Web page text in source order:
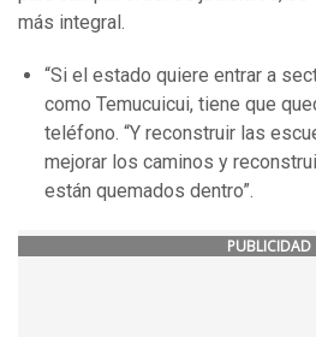
más integral.
“Si el estado quiere entrar a
como Temucuicui, tiene que
teléfono. “Y reconstruir las
mejorar los caminos y
están quemados dentro”.
PUBLICIDAD